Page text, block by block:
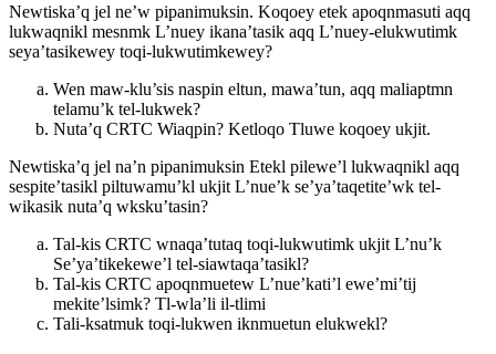
Newtiska’q jel ne’w pipanimuksin. Koqoey etek apoqnmasuti aqq
lukwaqnikl mesnmk L’nuey ikana’tasik aqq L’nuey-elukwutimk
seya’tasikewey toqi-lukwutimkewey?
Wen maw-klu’sis naspin eltun, mawa’tun, aqq maliaptmn
telamu’k tel-lukwek?
Nuta’q CRTC Wiaqpin? Ketloqo Tluwe koqoey ukjit.
Newtiska’q jel na’n pipanimuksin Etekl pilewe’l lukwaqnikl aqq
sespite’tasikl piltuwamu’kl ukjit L’nue’k se’ya’taqetite’wk tel-
wikasik nuta’q wksku’tasin?
Tal-kis CRTC wnaqa’tutaq toqi-lukwutimk ukjit L’nu’k
Se’ya’tikekewe’l tel-siawtaqa’tasikl?
Tal-kis CRTC apoqnmuetew L’nue’kati’l ewe’mi’tij
mekite’lsimk? Tl-wla’li il-tlimi
Tali-ksatmuk toqi-lukwen iknmuetun elukwekl?